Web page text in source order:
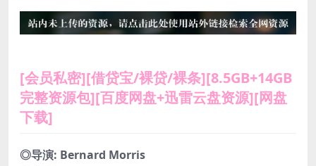
[会员私密][借贷宝/裸贷/裸条][8.5GB+14GB
完整资源包][百度网盘+迅雷云盘资源][网盘
下载]
◎导演: Bernard Morris